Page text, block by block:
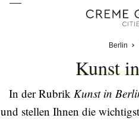
Berlin
Kunst
In der Rubrik Kunst in
und stellen Ihnen die